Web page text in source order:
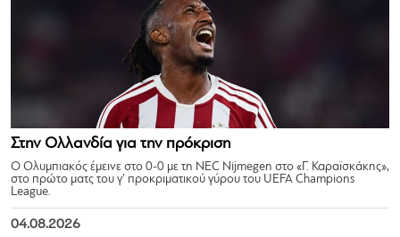
Στην Ολλανδία για την πρόκριση
Ο Ολυμπιακός έμεινε στο 0-0 με τη NEC Nijmegen στο «Γ. Καραϊσκάκης»,
στο πρώτο ματς του γ’ προκριματικού γύρου του UEFA Champions
League.
04.08.2026